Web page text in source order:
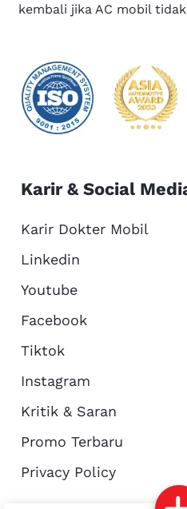
Reservasi
kembali jika AC mobil
Karir & Social
Karir Dokter Mobil
Linkedin
Youtube
Facebook
Tiktok
Instagram
Kritik & Saran
Promo Terbaru
Privacy Policy